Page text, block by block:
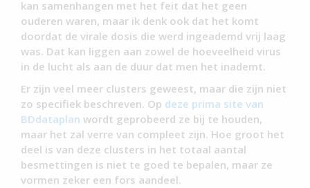
kan samenhangen met het feit dat het geen
ouderen waren, maar ik denk ook dat het komt
doordat de virale dosis die werd ingeademd vrij laag
was. Dat kan liggen aan zowel de hoeveelheid virus
in de lucht als aan de duur dat men het inademt.
Er zijn veel meer clusters geweest, maar die zijn niet
zo specifiek beschreven. Op deze prima site van
BDdataplan wordt geprobeerd ze bij te houden,
maar het zal verre van compleet zijn. Hoe groot het
deel is van deze clusters in het totaal aantal
besmettingen is niet te goed te bepalen, maar ze
vormen zeker een fors aandeel.